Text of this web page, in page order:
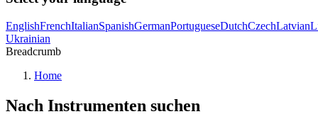
EnglishFrenchItalianSpanishGermanPortugueseDutchCzechLatvian
Ukrainian
Breadcrumb
Home
Nach Instrumenten suchen